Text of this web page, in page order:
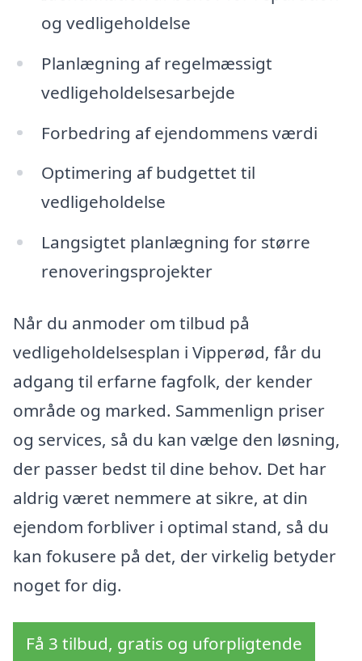
og vedligeholdelse
Planlægning af regelmæssigt
vedligeholdelsesarbejde
Forbedring af ejendommens værdi
Optimering af budgettet til
vedligeholdelse
Langsigtet planlægning for større
renoveringsprojekter
Når du anmoder om tilbud på
vedligeholdelsesplan i Vipperød, får du
adgang til erfarne fagfolk, der kender
område og marked. Sammenlign priser
og services, så du kan vælge den løsning,
der passer bedst til dine behov. Det har
aldrig været nemmere at sikre, at din
ejendom forbliver i optimal stand, så du
kan fokusere på det, der virkelig betyder
noget for dig.
Få 3 tilbud, gratis og uforpligtende